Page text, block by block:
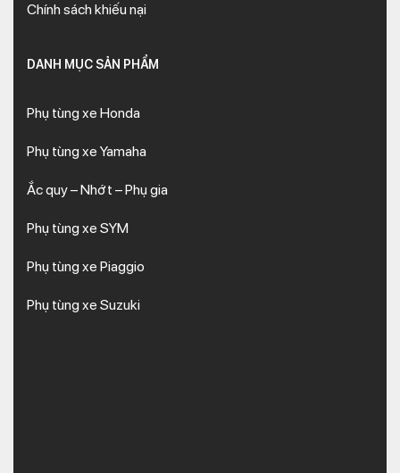
Chính sách khiếu nại
DANH MỤC SẢN PHẨM
Phụ tùng xe Honda
Phụ tùng xe Yamaha
Ắc quy – Nhớt – Phụ gia
Phụ tùng xe SYM
Phụ tùng xe Piaggio
Phụ tùng xe Suzuki